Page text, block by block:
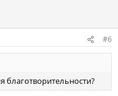
#6
благотворительности?